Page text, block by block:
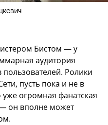
Бистом — у
аудитория
Ролики
пусть пока и не в
огромная фанатская
он вполне может